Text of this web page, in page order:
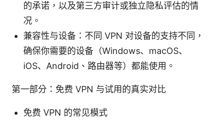
的承诺，以及第三方审计或独立隐私评估的情
况。
兼容性与设备：不同 VPN 对设备的支持不同，
确保你需要的设备（Windows、macOS、
iOS、Android、路由器等）都能使用。
第一部分：免费 VPN 与试用的真实对比
免费 VPN 的常见模式